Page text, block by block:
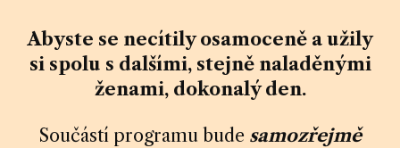
Abyste se necítily osamoceně a užily
si spolu s dalšími, stejně naladěnými
ženami, dokonalý den.
Součástí programu bude samozřejmě